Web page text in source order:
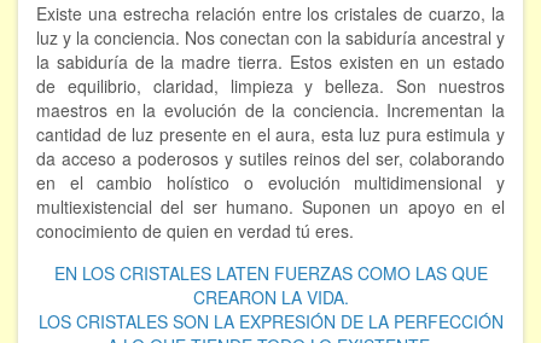
Existe una estrecha relación entre los cristales de cuarzo, la
luz y la conciencia. Nos conectan con la sabiduría ancestral y
la sabiduría de la madre tierra. Estos existen en un estado
de equilibrio, claridad, limpieza y belleza. Son nuestros
maestros en la evolución de la conciencia. Incrementan la
cantidad de luz presente en el aura, esta luz pura estimula y
da acceso a poderosos y sutiles reinos del ser, colaborando
en el cambio holístico o evolución multidimensional y
multiexistencial del ser humano. Suponen un apoyo en el
conocimiento de quien en verdad tú eres.
EN LOS CRISTALES LATEN FUERZAS COMO LAS QUE
CREARON LA VIDA.
LOS CRISTALES SON LA EXPRESIÓN DE LA PERFECCIÓN